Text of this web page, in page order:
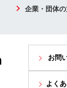
企業・団体
お問
よく